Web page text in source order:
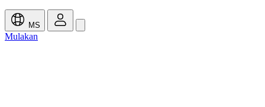
MS
Mulakan